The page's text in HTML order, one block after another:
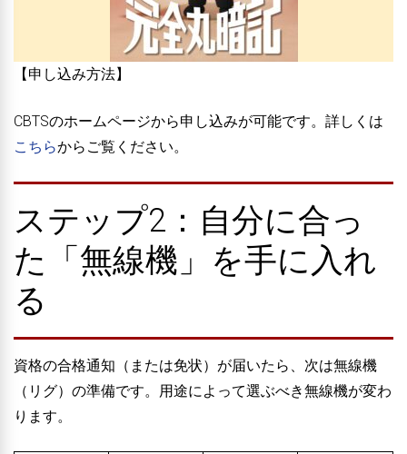
【申し込み方法】
CBTSのホームページから申し込みが可能です。詳しくは
こちらからご覧ください。
ステップ2：自分に合っ
た「無線機」を手に入れ
る
資格の合格通知（または免状）が届いたら、次は無線機
（リグ）の準備です。用途によって選ぶべき無線機が変わ
ります。